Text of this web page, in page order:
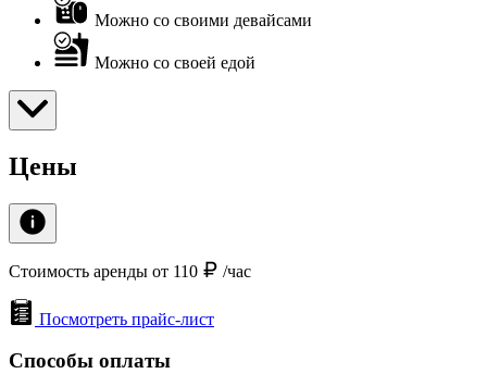
Можно со своими девайсами
Можно со своей едой
Цены
Стоимость аренды от 110 /час
Посмотреть прайс-лист
Способы оплаты